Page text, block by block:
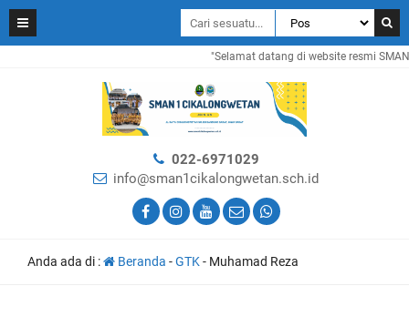
"Selamat datang di website resmi
022-6971029
info@sman1cikalongwetan.sch.id
Anda ada di : Beranda -GTK- Muhamad Reza